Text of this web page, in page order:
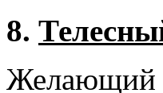
8.
Желающий